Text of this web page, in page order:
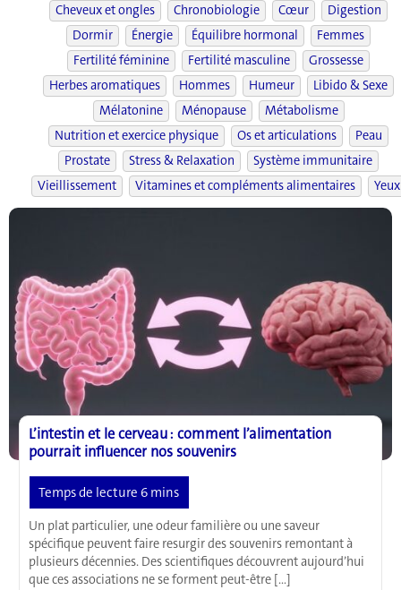
Cheveux et ongles
Chronobiologie Cœur
Digestion
Dormir
Énergie Équilibre hormonal
Femmes
Fertilité féminine
Fertilité masculine
Grossesse
Herbes aromatiques
Hommes Humeur
Libido & Sexe
Mélatonine
Ménopause
Métabolisme
Nutrition et exercice physique
Os et articulations
Peau
Prostate
Stress & Relaxation
Système immunitaire
Vieillissement
Vitamines et compléments alimentaires Yeux
L’intestin et le cerveau : comment l’alimentation
pourrait influencer nos souvenirs
Un plat particulier, une odeur familière ou une saveur
spécifique peuvent faire resurgir des souvenirs remontant à
plusieurs décennies. Des scientifiques découvrent aujourd’hui
que ces associations ne se forment peut-être […]